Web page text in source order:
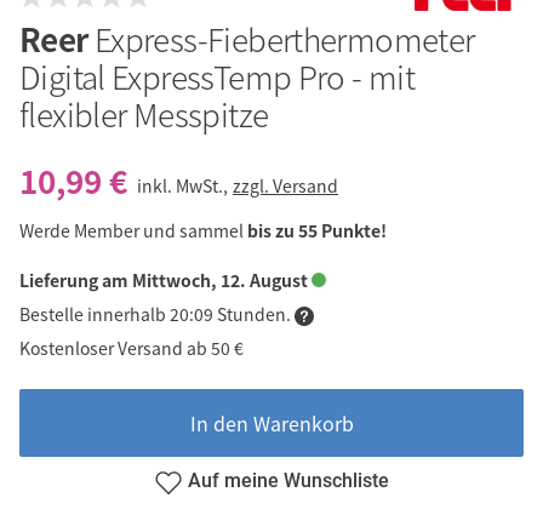
ReerExpress-Fieberthermometer
Digital ExpressTemp Pro - mit
flexibler Messpitze
10,99 € inkl. MwSt., zzgl. Versand
Werde Member und sammel bis zu 55 Punkte!
Lieferung am Mittwoch, 12. August
Bestelle innerhalb 20:09 Stunden.
Kostenloser Versand ab 50 €
In den Warenkorb
Auf meine Wunschliste